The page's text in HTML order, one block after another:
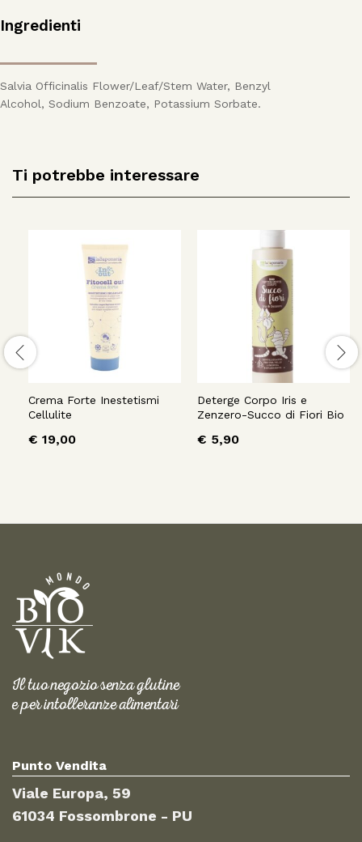
Ingredienti
Salvia Officinalis Flower/Leaf/Stem Water, Benzyl
Alcohol, Sodium Benzoate, Potassium Sorbate.
Ti potrebbe interessare
Crema Forte Inestetismi
Cellulite
€ 19,00
Deterge Corpo Iris e
Zenzero-Succo di Fiori Bio
€ 5,90
Il tuo negozio senza glutine
e per intolleranze alimentari
Punto Vendita
Viale Europa, 59
61034 Fossombrone - PU